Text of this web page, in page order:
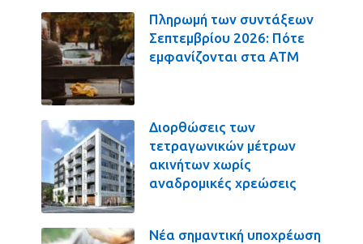
Πληρωμή των συντάξεων
Σεπτεμβρίου 2026: Πότε
εμφανίζονται στα ΑΤΜ
Διορθώσεις των
τετραγωνικών μέτρων
ακινήτων χωρίς
αναδρομικές χρεώσεις
Νέα σημαντική υποχρέωση